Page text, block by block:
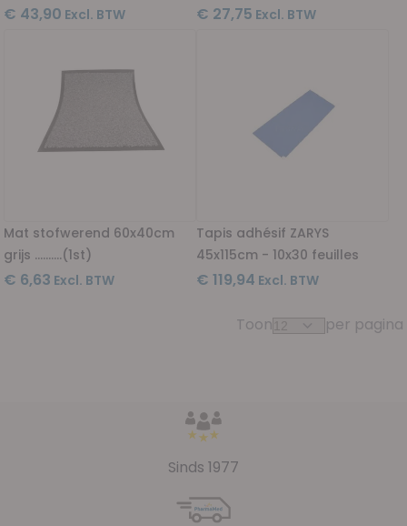
45x38vm
€ 43,90 € 27,75
Mat stofwerend 60x40cm
grijs ..........(1st)
€ 6,63
Tapis adhésif ZARYS
45x115cm - 10x30 feuilles
€ 119,94
Toon per pagina
Sinds 1977